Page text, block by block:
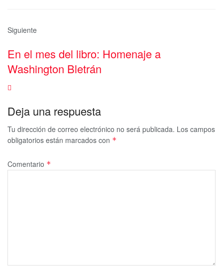
Siguiente
En el mes del libro: Homenaje a
Washington Bletrán
Deja una respuesta
Tu dirección de correo electrónico no será publicada. Los campos
obligatorios están marcados con *
Comentario *